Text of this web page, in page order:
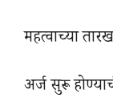
महत्वाच्या
अर्ज सुरू